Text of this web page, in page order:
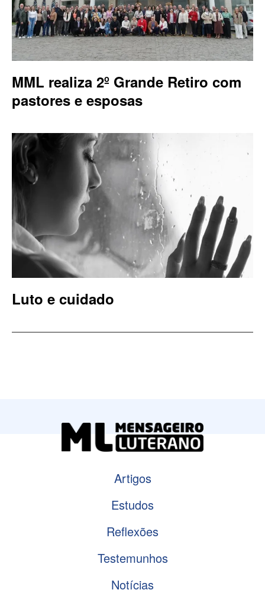
MML realiza 2º Grande Retiro com
pastores e esposas
Luto e cuidado
Artigos
Estudos
Reflexões
Testemunhos
Notícias